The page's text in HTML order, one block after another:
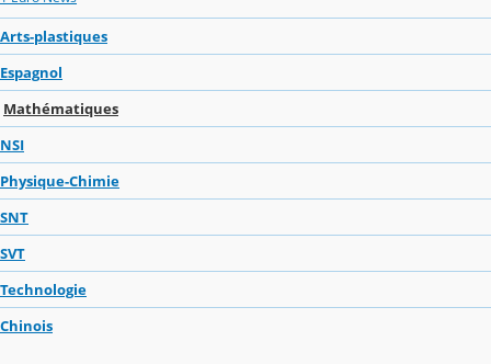
Arts-plastiques
Espagnol
Mathématiques
NSI
Physique-Chimie
SNT
SVT
Technologie
Chinois